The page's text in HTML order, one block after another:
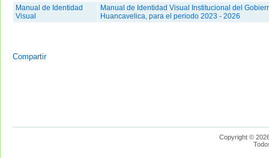
Manual de Identidad
Visual
Manual de Identidad Visual Institucional del
Huancavelica, para el periodo 2023 - 2026
Compartir
Copyright ©